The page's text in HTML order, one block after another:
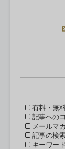
有料・無
記事への
メールマ
記事の検
キーワー